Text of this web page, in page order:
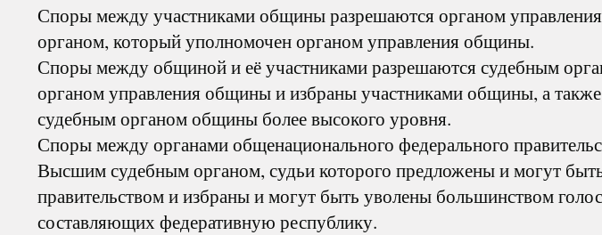
Споры между участниками общины разрешаются органом
органом, который уполномочен органом управления общины.
Споры между общиной и её участниками разрешаются судебным
органом управления общины и избраны участниками общины, а
судебным органом общины более высокого уровня.
Споры между органами общенационального федерального
Высшим судебным органом, судьи которого предложены и могут
правительством и избраны и могут быть уволены большинством
составляющих федеративную республику.